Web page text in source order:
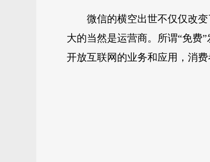
微信的横空出世不仅仅改
大的当然是运营商。所谓“免费
开放互联网的业务和应用，消